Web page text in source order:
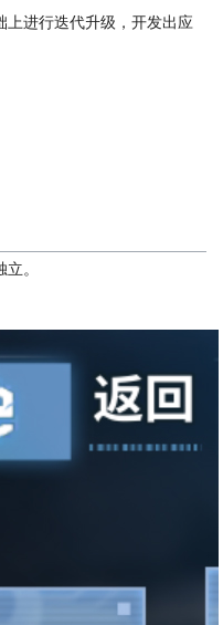
上进行迭代升级，开发出应
。